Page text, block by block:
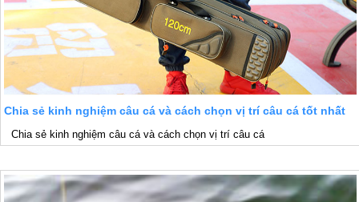
Chia sẻ kinh nghiệm câu cá và cách chọn vị trí câu cá tốt nhất
Chia sẻ kinh nghiệm câu cá và cách chọn vị trí câu cá